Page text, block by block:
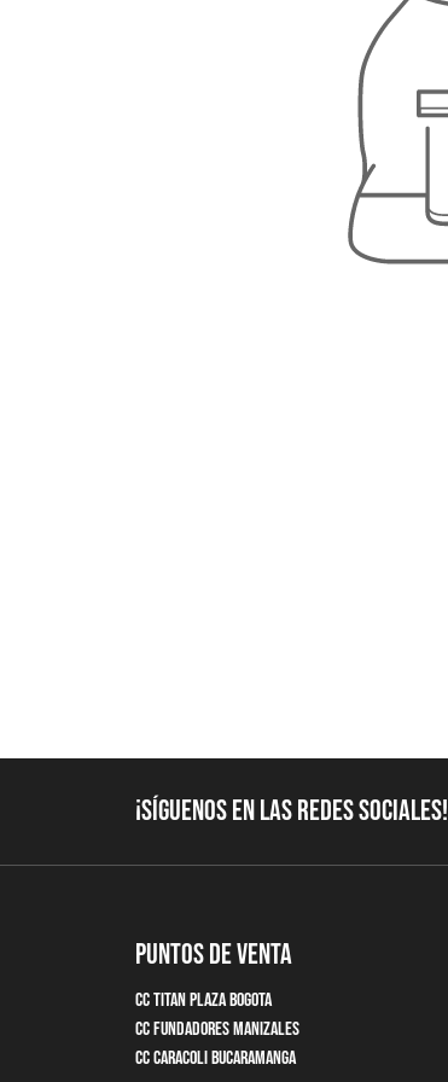
¡Síguenos en las redes sociales!
Puntos de Venta
CC Titan Plaza Bogota
CC Fundadores Manizales
CC Caracoli Bucaramanga